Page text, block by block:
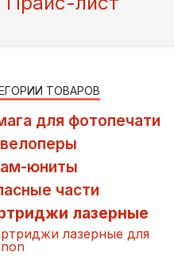
ТОВАРОВ
для фотопечати
юниты
части
лазерные
лазерные для